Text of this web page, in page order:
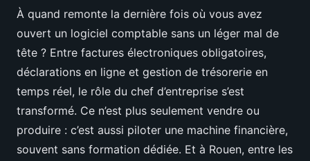
À quand remonte la dernière fois où vous avez
ouvert un logiciel comptable sans un léger mal de
tête ? Entre factures électroniques obligatoires,
déclarations en ligne et gestion de trésorerie en
temps réel, le rôle du chef d’entreprise s’est
transformé. Ce n’est plus seulement vendre ou
produire : c’est aussi piloter une machine financière,
souvent sans formation dédiée. Et à Rouen, entre les